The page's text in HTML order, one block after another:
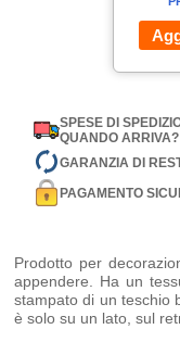
SPESE DI
QUANDO ARRIVA?
GARANZIA DI
PAGAMENTO
Prodotto per
appendere. Ha un
stampato di un teschio
è solo su un lato, sul